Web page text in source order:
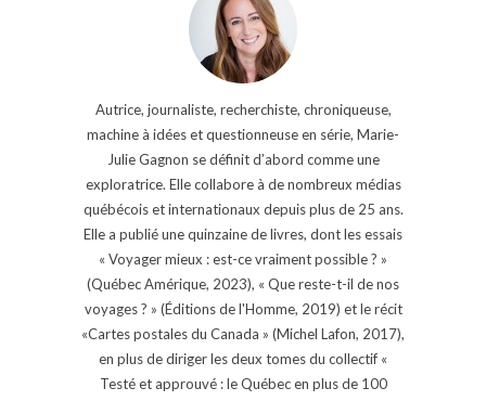
Autrice, journaliste, recherchiste, chroniqueuse,
machine à idées et questionneuse en série, Marie-
Julie Gagnon se définit d’abord comme une
exploratrice. Elle collabore à de nombreux médias
québécois et internationaux depuis plus de 25 ans.
Elle a publié une quinzaine de livres, dont les essais
« Voyager mieux : est-ce vraiment possible ? »
(Québec Amérique, 2023), « Que reste-t-il de nos
voyages ? » (Éditions de l'Homme, 2019) et le récit
«Cartes postales du Canada » (Michel Lafon, 2017),
en plus de diriger les deux tomes du collectif «
Testé et approuvé : le Québec en plus de 100